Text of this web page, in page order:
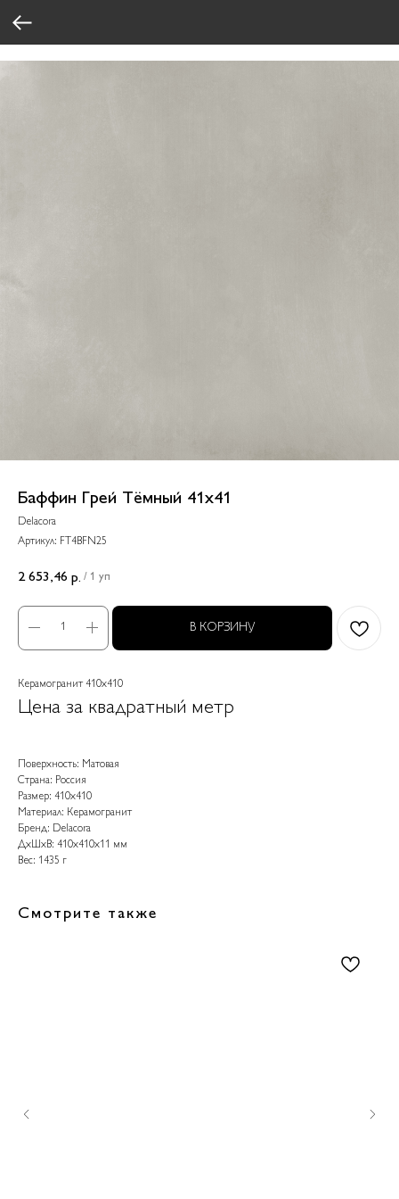
Баффин Грей Тёмный 41x41
Delacora
Артикул: FT4BFN25
2 653,46 р. / 1 уп
В КОРЗИНУ
Керамогранит 410x410
Цена за квадратный метр
Поверхность: Матовая
Страна: Россия
Размер: 410x410
Материал: Керамогранит
Бренд: Delacora
ДxШxВ: 410x410x11 мм
Вес: 1435 г
Смотрите также